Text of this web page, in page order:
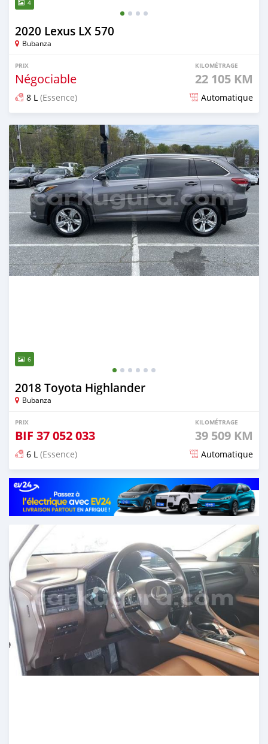
4
2020 Lexus LX 570
Bubanza
PRIX
Négociable
KILOMÉTRAGE
22 105 KM
8 L (Essence) Automatique
Publié il y a plus de 2 ans
6
2018 Toyota Highlander
Bubanza
PRIX
BIF 37 052 033
KILOMÉTRAGE
39 509 KM
6 L (Essence) Automatique
Publié il y a plus de 2 ans